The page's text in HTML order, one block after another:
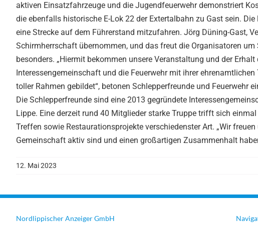
aktiven Einsatzfahrzeuge und die Jugendfeuerwehr demonstriert
die ebenfalls historische E-Lok 22 der Extertalbahn zu Gast sein.
eine Strecke auf dem Führerstand mitzufahren. Jörg Düning-Gast,
Schirmherrschaft übernommen, und das freut die Organisatoren
besonders. „Hiermit bekommen unsere Veranstaltung und der
Interessengemeinschaft und die Feuerwehr mit ihrer
toller Rahmen gebildet“, betonen Schlepperfreunde und Feuerwehr
Die Schlepperfreunde sind eine 2013 gegründete
Lippe. Eine derzeit rund 40 Mitglieder starke Truppe trifft sich
Treffen sowie Restaurationsprojekte verschiedenster Art. „Wir
Gemeinschaft aktiv sind und einen großartigen Zusammenhalt
12. Mai 2023
Nordlippischer Anzeiger GmbH